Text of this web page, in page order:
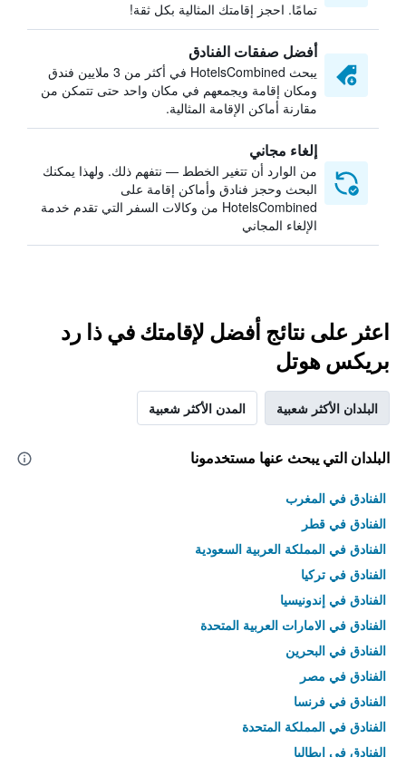
تمامًا. احجز إقامتك المثالية بكل ثقة!
أفضل صفقات الفنادق
يبحث HotelsCombined في أكثر من 3 ملايين فندق
ومكان إقامة ويجمعهم في مكان واحد حتى تتمكن من
مقارنة أماكن الإقامة المثالية.
إلغاء مجاني
من الوارد أن تتغير الخطط — نتفهم ذلك. ولهذا يمكنك
البحث وحجز فنادق وأماكن إقامة على
HotelsCombined من وكالات السفر التي تقدم خدمة
الإلغاء المجاني
اعثر على نتائج أفضل لإقامتك في ذا رد
بريكس هوتل
البلدان الأكثر شعبية المدن الأكثر شعبية
البلدان التي يبحث عنها مستخدمونا
الفنادق في المغرب
الفنادق في قطر
الفنادق في المملكة العربية السعودية
الفنادق في تركيا
الفنادق في إندونيسيا
الفنادق في الامارات العربية المتحدة
الفنادق في البحرين
الفنادق في مصر
الفنادق في فرنسا
الفنادق في المملكة المتحدة
الفنادق في إيطاليا